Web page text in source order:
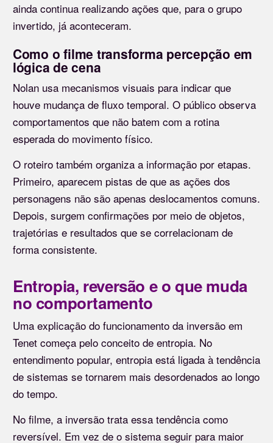
ainda continua realizando ações que, para o grupo
invertido, já aconteceram.
Como o filme transforma percepção em
lógica de cena
Nolan usa mecanismos visuais para indicar que
houve mudança de fluxo temporal. O público observa
comportamentos que não batem com a rotina
esperada do movimento físico.
O roteiro também organiza a informação por etapas.
Primeiro, aparecem pistas de que as ações dos
personagens não são apenas deslocamentos comuns.
Depois, surgem confirmações por meio de objetos,
trajetórias e resultados que se correlacionam de
forma consistente.
Entropia, reversão e o que muda
no comportamento
Uma explicação do funcionamento da inversão em
Tenet começa pelo conceito de entropia. No
entendimento popular, entropia está ligada à tendência
de sistemas se tornarem mais desordenados ao longo
do tempo.
No filme, a inversão trata essa tendência como
reversível. Em vez de o sistema seguir para maior